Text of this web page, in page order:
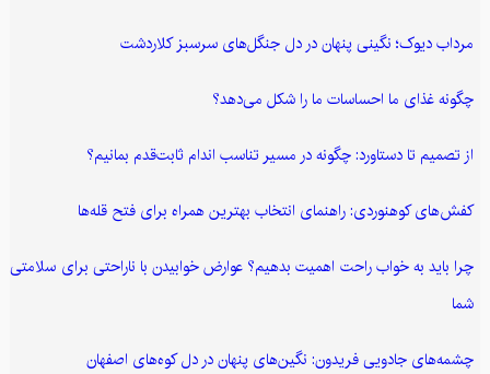
مرداب دیوک؛ نگینی پنهان در دل جنگل‌های سرسبز کلاردشت
چگونه غذای ما احساسات ما را شکل می‌دهد؟
از تصمیم تا دستاورد: چگونه در مسیر تناسب اندام ثابت‌قدم بمانیم؟
کفش‌های کوهنوردی: راهنمای انتخاب بهترین همراه برای فتح قله‌ها
چرا باید به خواب راحت اهمیت بدهیم؟ عوارض خوابیدن با ناراحتی برای سلامتی
شما
چشمه‌های جادویی فریدون: نگین‌های پنهان در دل کوه‌های اصفهان